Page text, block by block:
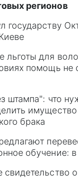
регионов
государству
льготы для
помощь не
штампа": что
брака
обучение:
свидетельство